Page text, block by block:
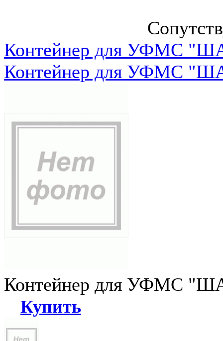
Контейнер для УФМС
Контейнер для УФМС
Контейнер для УФМС
Купить